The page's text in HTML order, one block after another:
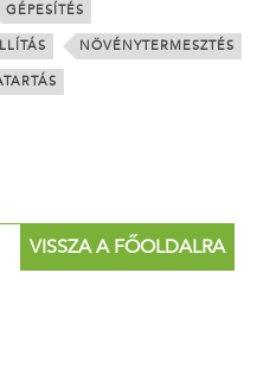
GÉPESÍTÉS
NÖVÉNYTERMESZTÉS
VISSZA A FŐOLDALRA